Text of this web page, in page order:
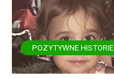
POZYTYWNE HISTORIE